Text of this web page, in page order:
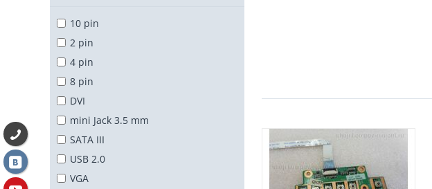
10 pin
2 pin
4 pin
8 pin
DVI
mini Jack 3.5 mm
SATA III
USB 2.0
VGA